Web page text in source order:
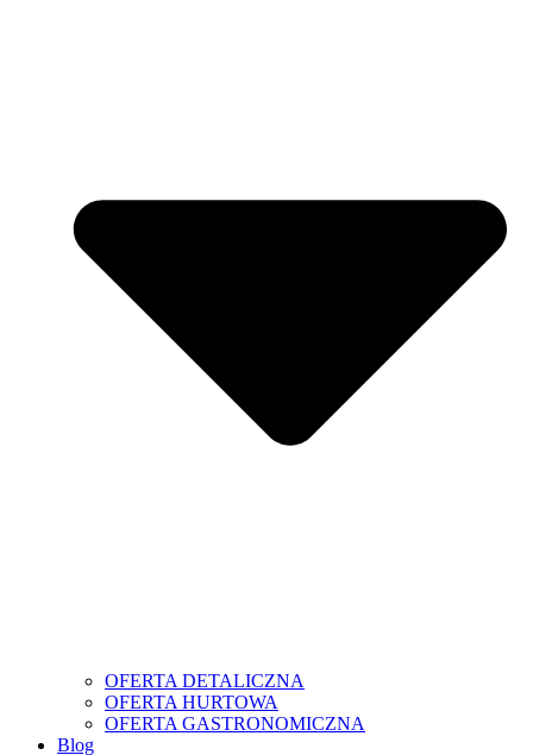
OFERTA DETALICZNA
OFERTA HURTOWA
OFERTA GASTRONOMICZNA
Blog